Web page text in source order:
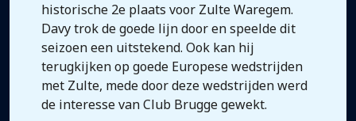
historische 2e plaats voor Zulte Waregem.
Davy trok de goede lijn door en speelde dit
seizoen een uitstekend. Ook kan hij
terugkijken op goede Europese wedstrijden
met Zulte, mede door deze wedstrijden werd
de interesse van Club Brugge gewekt.